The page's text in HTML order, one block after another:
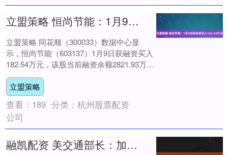
立盟策略 恒尚节能：1月9日获融资买入182.54万元
立盟策略 同花顺（300033）数据中心显
示，恒尚节能（603137）1月9日获融资买入
182.54万元，该股当前融资余额2821.93万
元，占流通市值的2.7....
立盟策略
查看： 189 分类： 杭州股票配资
公司
融凯配资 美交通部长：加勒比海空域的限制措施即将解除